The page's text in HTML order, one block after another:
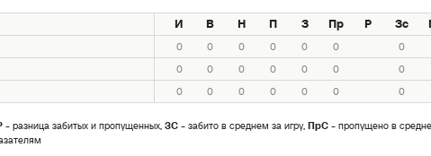
И В Н П З Пр Р Зс
0 0 0 0 0 0 0
0 0 0 0 0 0 0
0 0 0 0 0 0 0
- разница забитых и пропущенных, ЗС - забито в среднем за игру, ПрС - пропущено в